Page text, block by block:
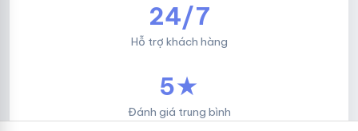
24/7
Hỗ trợ khách hàng
5★
Đánh giá trung bình